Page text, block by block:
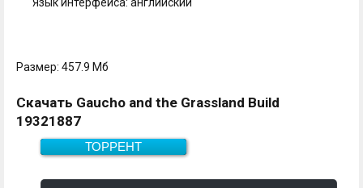
Размер: 457.9 Мб
Скачать Gaucho and the Grassland Build
19321887
ТОРРЕНТ
457.9 Мб
Скачать